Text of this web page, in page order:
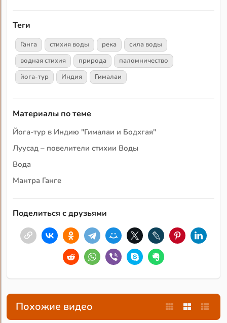
Теги
Ганга стихия воды река
сила воды
водная стихия
природа
паломничество
йога-тур
Индия Гималаи
Материалы по теме
Йога-тур в Индию "Гималаи и Бодхгая"
Луусад – повелители стихии Воды
Вода
Мантра Ганге
Поделиться с друзьями
Похожие видео